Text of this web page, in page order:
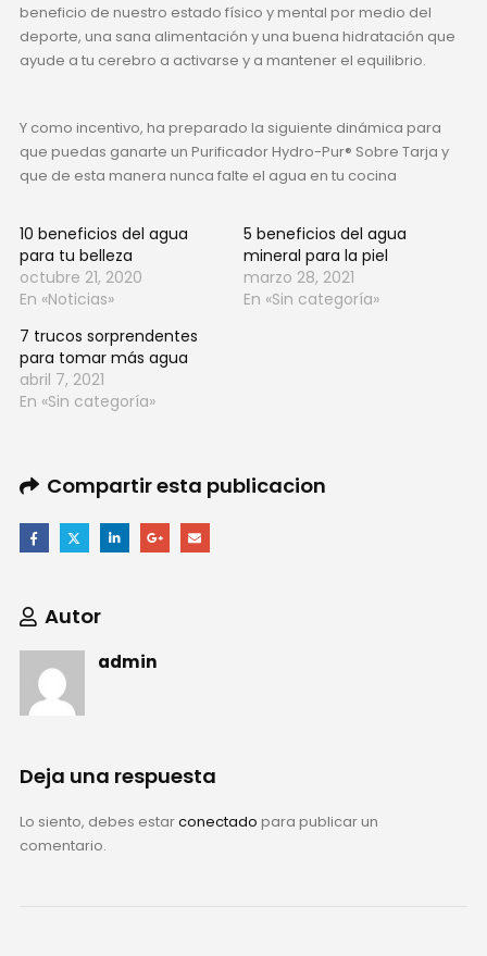
beneficio de nuestro estado físico y mental por medio del
deporte, una sana alimentación y una buena hidratación que
ayude a tu cerebro a activarse y a mantener el equilibrio.
Y como incentivo, ha preparado la siguiente dinámica para
que puedas ganarte un Purificador Hydro-Pur® Sobre Tarja y
que de esta manera nunca falte el agua en tu cocina
10 beneficios del agua
para tu belleza
octubre 21, 2020
En «Noticias»
5 beneficios del agua
mineral para la piel
marzo 28, 2021
En «Sin categoría»
7 trucos sorprendentes
para tomar más agua
abril 7, 2021
En «Sin categoría»
Compartir esta publicacion
Autor
admin
Deja una respuesta
Lo siento, debes estarconectado para publicar un
comentario.